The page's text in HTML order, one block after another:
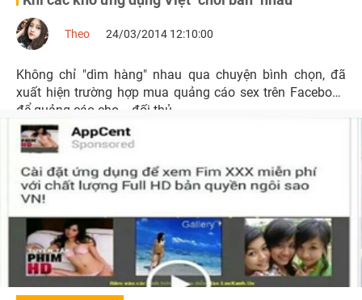
Theo 24/03/2014 12:10:00
Không chỉ "dìm hàng" nhau qua chuyện bình chọn, đã
xuất hiện trường hợp mua quảng cáo sex trên Facebook
để quảng cáo cho... đối thủ.